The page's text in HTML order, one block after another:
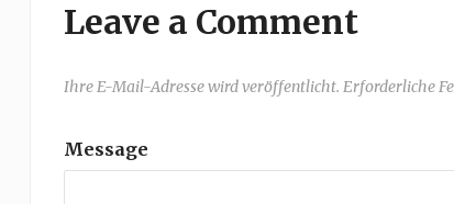
Leave a Comment
Ihre E-Mail-Adresse wird veröffentlicht. Erforderliche
Message